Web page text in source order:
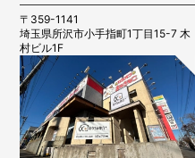
〒359-1141
埼玉県所沢市小手指町1丁目15-7 木
村ビル1F